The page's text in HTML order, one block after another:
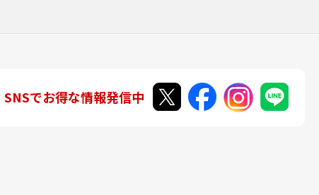
SNSでお得な情報発信中